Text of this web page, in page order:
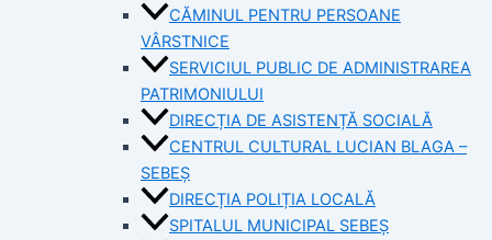
CĂMINUL PENTRU PERSOANE
VÂRSTNICE
SERVICIUL PUBLIC DE ADMINISTRAREA
PATRIMONIULUI
DIRECȚIA DE ASISTENȚĂ SOCIALĂ
CENTRUL CULTURAL LUCIAN BLAGA –
SEBEȘ
DIRECȚIA POLIȚIA LOCALĂ
SPITALUL MUNICIPAL SEBEȘ